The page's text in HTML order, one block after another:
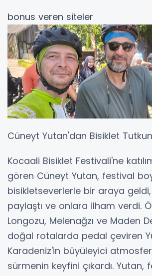
bonus veren siteler
Cüneyt Yutan'dan Bisiklet
Kocaali Bisiklet Festivali'ne
gören Cüneyt Yutan, festival
bisikletseverlerle bir araya
paylaştı ve onlara ilham verdi.
Longozu, Melenağzı ve Maden
doğal rotalarda pedal çeviren
Karadeniz'in büyüleyici
sürmenin keyfini çıkardı. Yutan,